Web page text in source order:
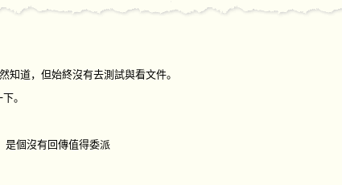
道，但始終沒有去測試與看文件。
。
是個沒有回傳值得委派